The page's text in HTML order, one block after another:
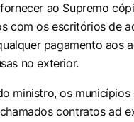
ao Supremo
com os escritórios de
pagamento aos
no exterior.
ministro, os municípios
contratos ad